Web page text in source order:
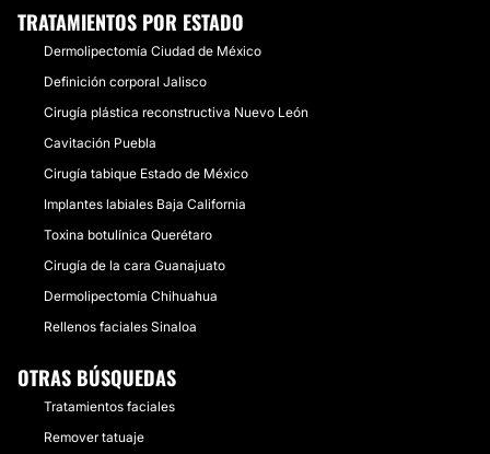
TRATAMIENTOS POR ESTADO
Dermolipectomía Ciudad de México
Definición corporal Jalisco
Cirugía plástica reconstructiva Nuevo León
Cavitación Puebla
Cirugía tabique Estado de México
Implantes labiales Baja California
Toxina botulínica Querétaro
Cirugía de la cara Guanajuato
Dermolipectomía Chihuahua
Rellenos faciales Sinaloa
OTRAS BÚSQUEDAS
Tratamientos faciales
Remover tatuaje